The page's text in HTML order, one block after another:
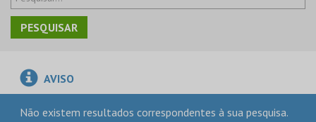
MÚSICA & FESTIVAIS
DESPORTO & AVENTURA
AVISO
Não existem resultados correspondentes à sua pesquisa.